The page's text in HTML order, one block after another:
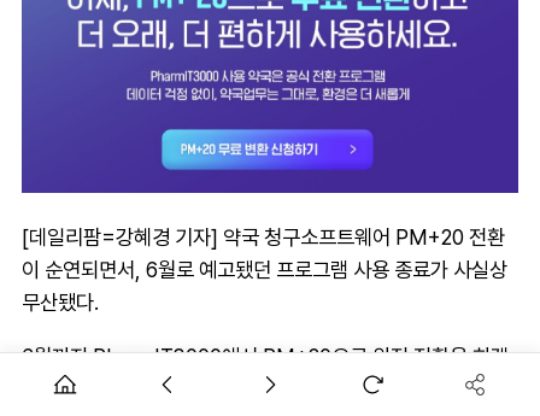
[데일리팜=강혜경 기자] 약국 청구소프트웨어 PM+20 전환
이 순연되면서, 6월로 예고됐던 프로그램 사용 종료가 사실상
무산됐다.
6월까지 PharmIT3000에서 PM+20으로 완전 전환을 하겠
다던 대한약사회와 약학정보원 측 계획이 사용 약국의 비협조